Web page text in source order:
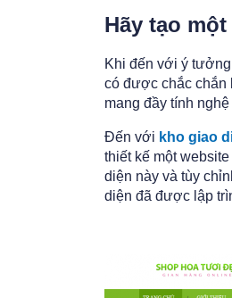
Hãy tạo
Khi đến với ý
có được chắc chắn
mang đầy tính
Đến với kho giao
thiết kế một
diện này và tùy
diện đã được lập